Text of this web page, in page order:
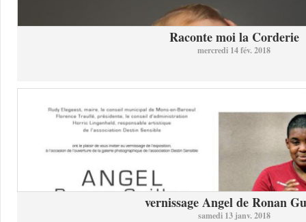
Raconte moi la Corderie
mercredi 14 fév. 2018
vernissage Angel de Ronan
samedi 13 janv. 2018